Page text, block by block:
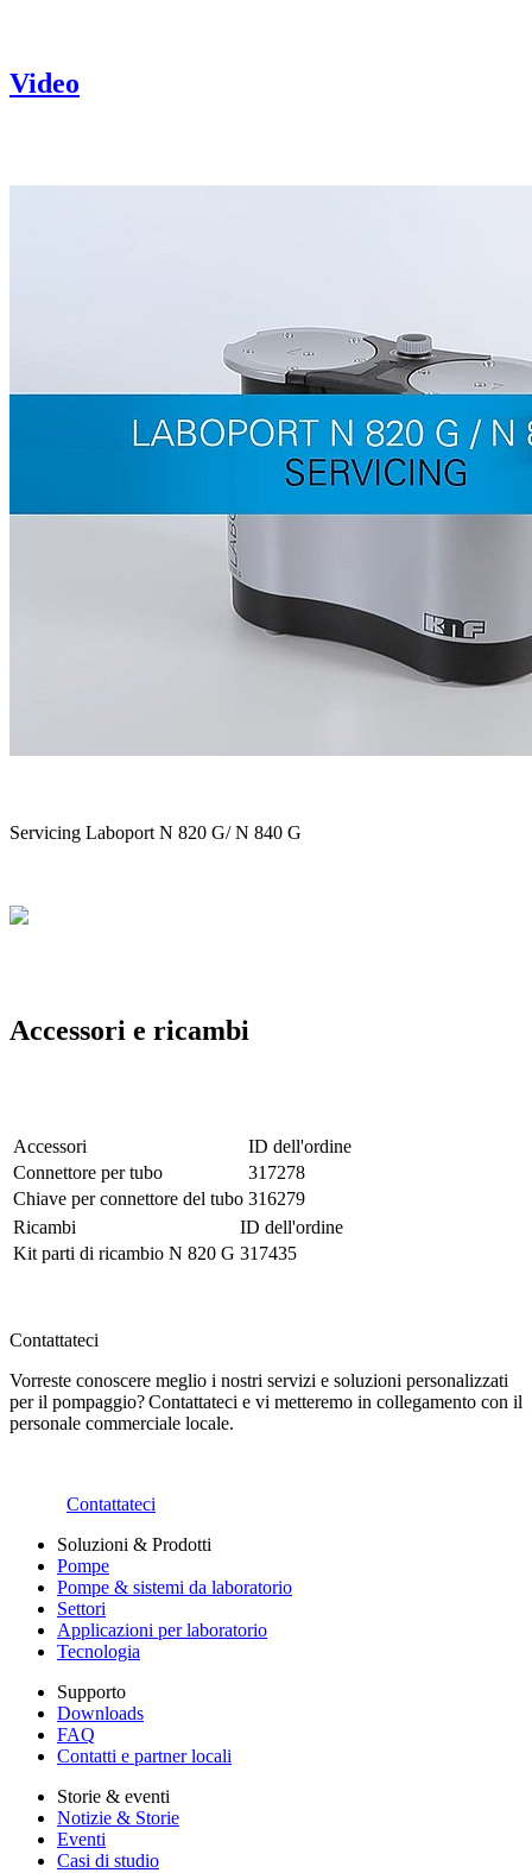
Video
Servicing Laboport N 820 G/ N 840 G
Accessori e ricambi
Accessori
ID dell'ordine
Connettore per tubo
317278
Chiave per connettore del tubo 316279
Ricambi
ID dell'ordine
Kit parti di ricambio N 820 G 317435
Contattateci
Vorreste conoscere meglio i nostri servizi e soluzioni personalizzati
per il pompaggio? Contattateci e vi metteremo in collegamento con il
personale commerciale locale.
Contattateci
Soluzioni & Prodotti
Pompe
Pompe & sistemi da laboratorio
Settori
Applicazioni per laboratorio
Tecnologia
Supporto
Downloads
FAQ
Contatti e partner locali
Storie & eventi
Notizie & Storie
Eventi
Casi di studio